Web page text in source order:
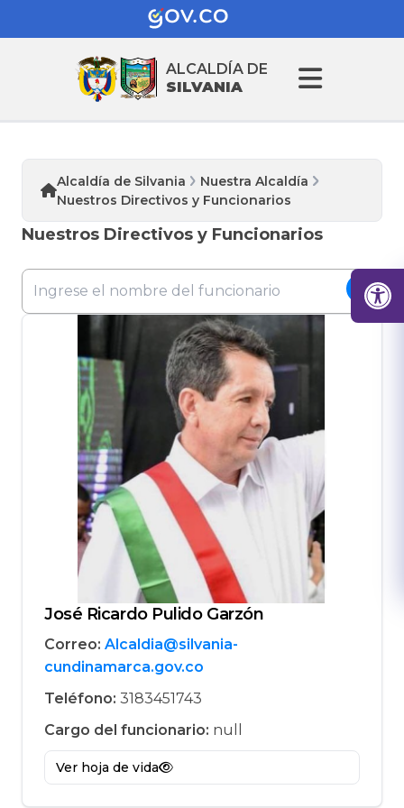
ALCALDÍA DE
SILVANIA
Alcaldía de Silvania
Nuestra Alcaldía
Nuestros Directivos y Funcionarios
Nuestros Directivos y Funcionarios
José Ricardo Pulido Garzón
Correo: Alcaldia@silvania-
cundinamarca.gov.co
Teléfono: 3183451743
Cargo del funcionario: null
Ver hoja de vida